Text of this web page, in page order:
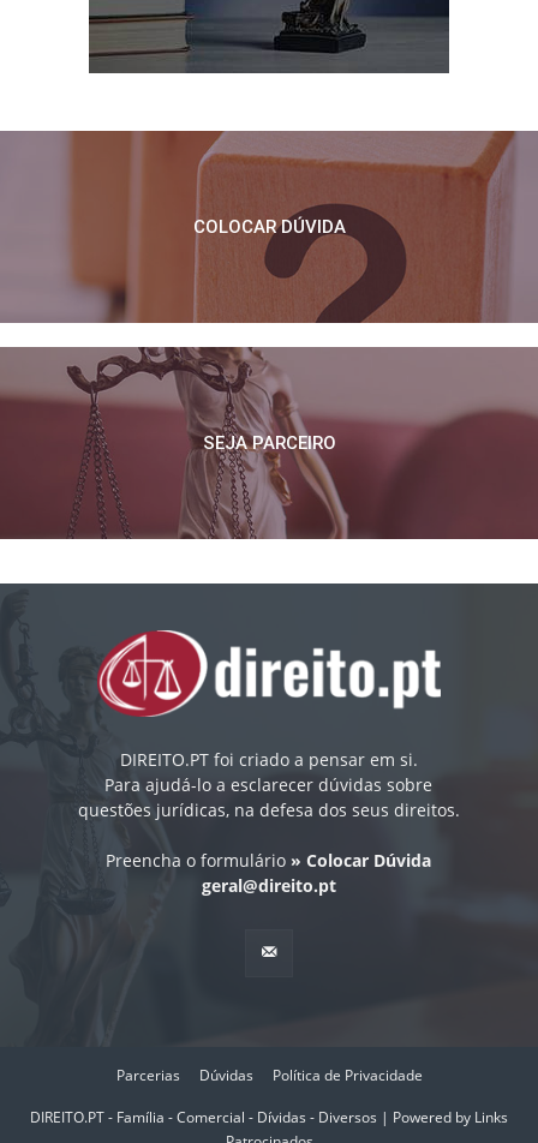
COLOCAR DÚVIDA
SEJA PARCEIRO
DIREITO.PT foi criado a pensar em si.
Para ajudá-lo a esclarecer dúvidas sobre
questões jurídicas, na defesa dos seus direitos.
Preencha o formulário » Colocar Dúvida
geral@direito.pt
Parcerias Dúvidas Política de Privacidade
DIREITO.PT - Família - Comercial - Dívidas - Diversos | Powered by Links